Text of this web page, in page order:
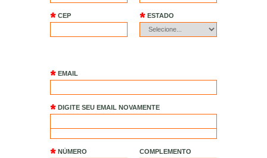
CEP ESTADO
EMAIL
DIGITE SEU EMAIL NOVAMENTE
NÚMERO COMPLEMENTO